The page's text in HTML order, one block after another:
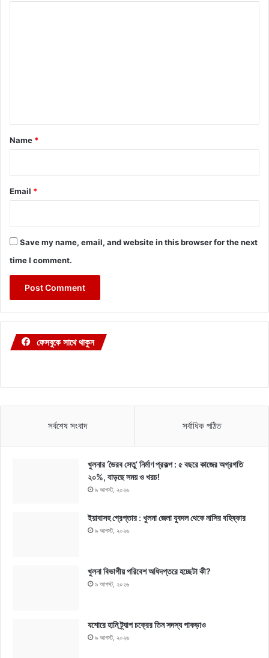
*
Name *
Email *
Save my name, email, and website in this browser for the next
time I comment.
ফেসবুকে সাথে থাকুন
সর্বশেষ সংবাদ সর্বাধিক পঠিত
খুলনার ‘ভৈরব সেতু’ নির্মাণ প্রকল্প : ৫ বছরে কাজের অগ্রগতি
২০%, বাড়ছে সময় ও খরচ!
৯ আগস্ট, ২০২৬
ইয়াবাসহ গ্রেপ্তার : খুলনা জেলা যুবদল থেকে নাসির বহিষ্কার
৯ আগস্ট, ২০২৬
খুলনা বিভাগীয় পরিবেশ অধিদপ্তরে হচ্ছেটা কী?
৯ আগস্ট, ২০২৬
যশোরে হানি ট্র্যাপ চক্রের তিন সদস্য পাকড়াও
৯ আগস্ট, ২০২৬